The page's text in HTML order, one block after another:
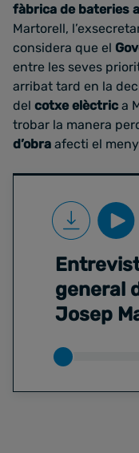
fàbrica de bateries
Martorell,
considera que el
entre les seves
arribat tard en la
del cotxe elèctric a
trobar la manera
d’obra afecti el
general
Josep